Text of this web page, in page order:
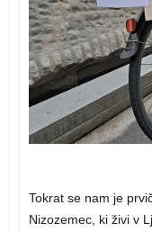
Tokrat se nam je
Nizozemec, ki živi v